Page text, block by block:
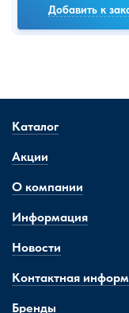
Добавить к
Каталог
Акции
О компании
Информация
Новости
Контактная
Бренды